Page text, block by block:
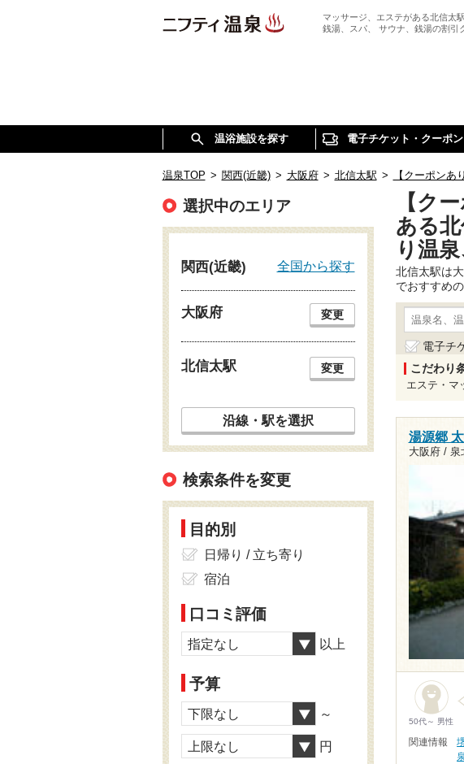
マッサージ、エステがある北信太
銭湯、スパ、 サウナ、銭湯の割引
温浴施設を探す 電子チケット・クーポン
温泉TOP > 関西(近畿) > 大阪府 > 北信太駅 > 【クーポン
【ク
ある
り温
北信太駅は
でおすすめ
電子チ
こだわり
エステ・マ
湯源郷
大阪府 / 泉
50代～ 男性
関連情報
選択中のエリア
関西(近畿) 全国から探す
大阪府 変更
北信太駅 変更
沿線・駅を選択
検索条件を変更
目的別
日帰り / 立ち寄り
宿泊
口コミ評価
指定なし 以上
予算
下限なし ～
上限なし 円